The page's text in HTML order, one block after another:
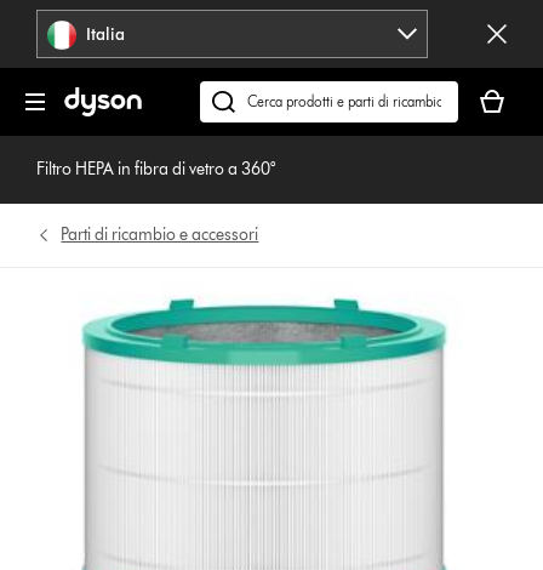
navigazione Italia
Cerca
su
dyson.it
carrello
è
Filtro HEPA in fibra di vetro a 360°
Parti di ricambio e accessori